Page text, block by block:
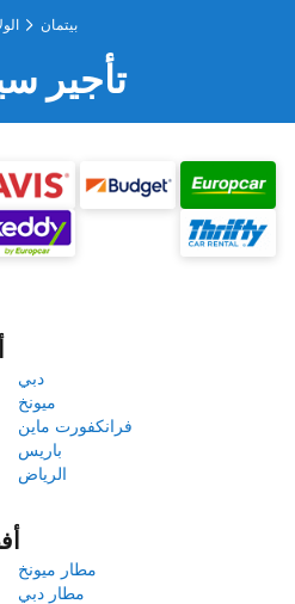
بيتمان
تأجير
دبي
ميونخ
فرانكفورت ماين
باريس
الرياض
مطار ميونخ
مطار دبي